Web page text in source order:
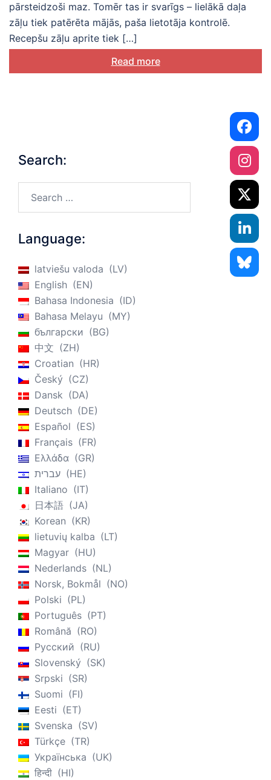
pārsteidzoši maz. Tomēr tas ir svarīgs – lielākā daļa
zāļu tiek patērēta mājās, paša lietotāja kontrolē.
Recepšu zāļu aprite tiek […]
Read more
Search:
Language:
latviešu valoda
LV
English
EN
Bahasa Indonesia
ID
Bahasa Melayu
MY
български
BG
中文
ZH
Croatian
HR
Český
CZ
Dansk
DA
Deutsch
DE
Español
ES
Français
FR
Ελλάδα
GR
עברית
HE
Italiano
IT
日本語
JA
Korean
KR
lietuvių kalba
LT
Magyar
HU
Nederlands
NL
Norsk, Bokmål
NO
Polski
PL
Português
PT
Română
RO
Русский
RU
Slovenský
SK
Srpski
SR
Suomi
FI
Eesti
ET
Svenska
SV
Türkçe
TR
Українська
UK
हिन्दी
HI